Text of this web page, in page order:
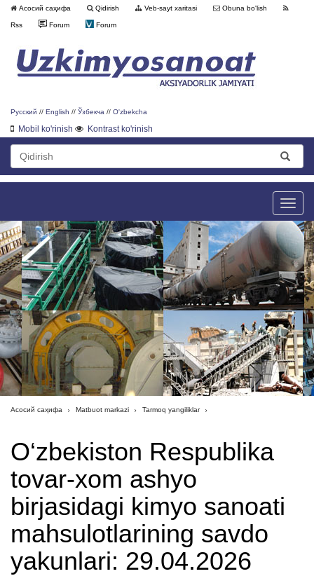
Асосий саҳифа Qidirish Veb-sayt xaritasi Obuna bo'lish
Rss Forum Forum
Русский // English // Ўзбекча // O'zbekcha
Mobil ko'rinish Kontrast ko'rinish
Toggle
Асосий саҳифа Matbuot markazi Tarmoq yangiliklar
O‘zbekiston Respublika
tovar-xom ashyo
birjasidagi kimyo sanoati
mahsulotlarining savdo
yakunlari: 29.04.2026